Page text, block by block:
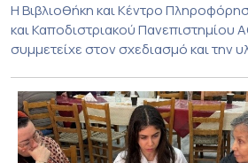
Η Βιβλιοθήκη και Κέντρο
και Καποδιστριακού Πανεπιστημίου
συμμετείχε στον σχεδιασμό και την
Libraries and Participatory Culture”
πραγματοποιήθηκε με διαδικτυακές
εκπαιδευτικές δράσεις από τις 3
2026. Το πρόγραμμα αποτελεί […]